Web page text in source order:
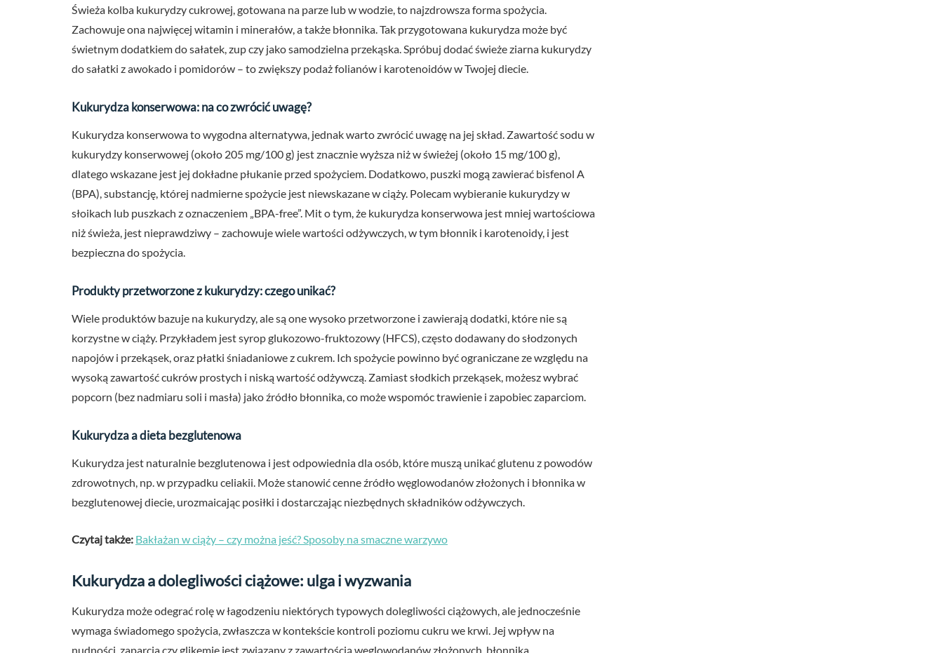
Świeża kolba kukurydzy cukrowej, gotowana na parze lub w wodzie, to najzdrowsza forma spożycia.
Zachowuje ona najwięcej witamin i minerałów, a także błonnika. Tak przygotowana kukurydza może być
świetnym dodatkiem do sałatek, zup czy jako samodzielna przekąska. Spróbuj dodać świeże ziarna kukurydzy
do sałatki z awokado i pomidorów – to zwiększy podaż folianów i karotenoidów w Twojej diecie.
Kukurydza konserwowa: na co zwrócić uwagę?
Kukurydza konserwowa to wygodna alternatywa, jednak warto zwrócić uwagę na jej skład. Zawartość sodu w
kukurydzy konserwowej (około 205 mg/100 g) jest znacznie wyższa niż w świeżej (około 15 mg/100 g),
dlatego wskazane jest jej dokładne płukanie przed spożyciem. Dodatkowo, puszki mogą zawierać bisfenol A
(BPA), substancję, której nadmierne spożycie jest niewskazane w ciąży. Polecam wybieranie kukurydzy w
słoikach lub puszkach z oznaczeniem „BPA-free”. Mit o tym, że kukurydza konserwowa jest mniej wartościowa
niż świeża, jest nieprawdziwy – zachowuje wiele wartości odżywczych, w tym błonnik i karotenoidy, i jest
bezpieczna do spożycia.
Produkty przetworzone z kukurydzy: czego unikać?
Wiele produktów bazuje na kukurydzy, ale są one wysoko przetworzone i zawierają dodatki, które nie są
korzystne w ciąży. Przykładem jest syrop glukozowo-fruktozowy (HFCS), często dodawany do słodzonych
napojów i przekąsek, oraz płatki śniadaniowe z cukrem. Ich spożycie powinno być ograniczane ze względu na
wysoką zawartość cukrów prostych i niską wartość odżywczą. Zamiast słodkich przekąsek, możesz wybrać
popcorn (bez nadmiaru soli i masła) jako źródło błonnika, co może wspomóc trawienie i zapobiec zaparciom.
Kukurydza a dieta bezglutenowa
Kukurydza jest naturalnie bezglutenowa i jest odpowiednia dla osób, które muszą unikać glutenu z powodów
zdrowotnych, np. w przypadku celiakii. Może stanowić cenne źródło węglowodanów złożonych i błonnika w
bezglutenowej diecie, urozmaicając posiłki i dostarczając niezbędnych składników odżywczych.
Czytaj także: Bakłażan w ciąży – czy można jeść? Sposoby na smaczne warzywo
Kukurydza a dolegliwości ciążowe: ulga i wyzwania
Kukurydza może odegrać rolę w łagodzeniu niektórych typowych dolegliwości ciążowych, ale jednocześnie
wymaga świadomego spożycia, zwłaszcza w kontekście kontroli poziomu cukru we krwi. Jej wpływ na
nudności, zaparcia czy glikemię jest związany z zawartością węglowodanów złożonych, błonnika